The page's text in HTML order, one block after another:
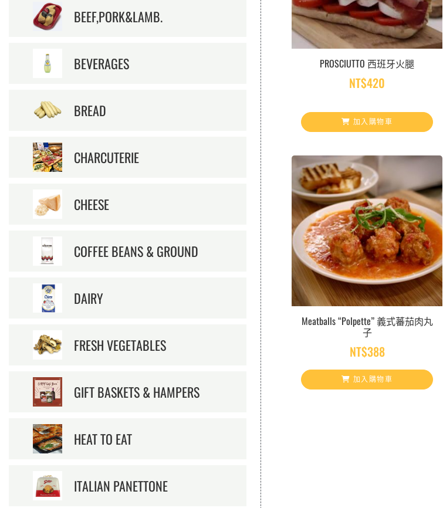
BEEF,PORK&LAMB.
BEVERAGES
BREAD
CHARCUTERIE
CHEESE
COFFEE BEANS & GROUND
DAIRY
FRESH VEGETABLES
GIFT BASKETS & HAMPERS
HEAT TO EAT
ITALIAN PANETTONE
PROSCIUTTO 西班牙火腿
NT$420
加入購物車
Meatballs “Polpette” 義式蕃茄肉丸
子
NT$388
加入購物車